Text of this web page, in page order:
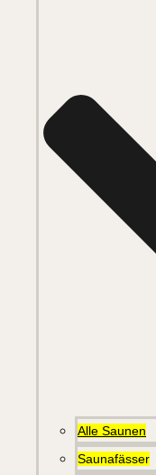
Alle Saunen
Saunafässer